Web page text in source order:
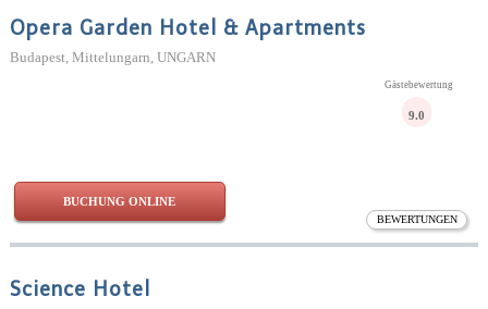
Opera Garden Hotel & Apartments
Budapest, Mittelungarn, UNGARN
BEWERTUNGEN
Gästebewertung
9.0
BUCHUNG ONLINE
Science Hotel